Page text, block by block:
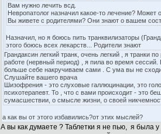
Вам нужно лечить всд.
Невропатолог назначил какое-то лечение? Может
Вы живете с родителями? Они знают о вашем
Назначил, но я боюсь пить транквилизаторы
этого боюсь всех лекарств... Родители знают
Грандаксин легкий транк, очень легкий , я транки
работе (нервный период) , я пила во время сессий.
больше себе накручиваем сами . С ума вы не
Слушайте вашего врача
Шизофрения - это слуховые галлюцинации, это
психотерапевт. То , что с вами происходит - это
сумасшествии, о смысле жизни, о своей
а как вы от этого избавились?от этих мыслей?
А вы как думаете ? Таблетки я не пью, я была